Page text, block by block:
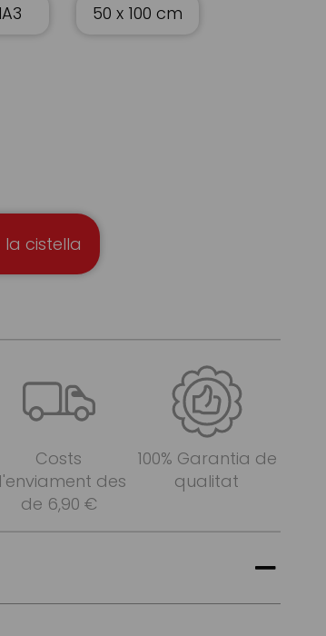
50 x 100 cm
cistella
Costs
des
de 6,90 €
100% Garantia de
qualitat